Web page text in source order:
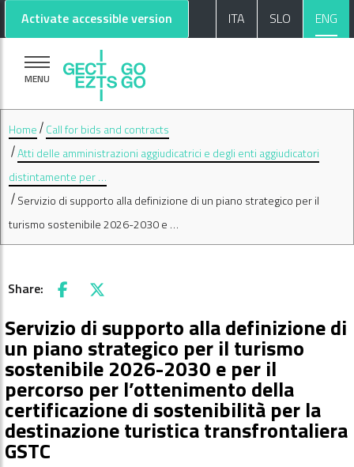
Go to main content
Go to footer
Activate accessible version ITA SLO ENG
MENU
Home
Call for bids and contracts
Atti delle amministrazioni aggiudicatrici e degli enti aggiudicatori
distintamente per …
Servizio di supporto alla definizione di un piano strategico per il
turismo sostenibile 2026-2030 e …
Share: Facebook
X
Servizio di supporto alla definizione di
un piano strategico per il turismo
sostenibile 2026-2030 e per il
percorso per l’ottenimento della
certificazione di sostenibilità per la
destinazione turistica transfrontaliera
GSTC